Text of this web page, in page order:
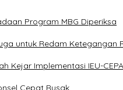
Program MBG Diperiksa
untuk Redam Ketegangan
Kejar Implementasi IEU-
Cepat Rusak